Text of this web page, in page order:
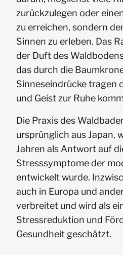
zurückzulegen oder
zu erreichen, sondern
Sinnen zu erleben. Das
der Duft des
das durch die
Sinneseindrücke tragen
und Geist zur Ruhe
Die Praxis des
ursprünglich aus Japan,
Jahren als Antwort auf
Stresssymptome der
entwickelt wurde.
auch in Europa und
verbreitet und wird als
Stressreduktion und
Gesundheit geschätzt.